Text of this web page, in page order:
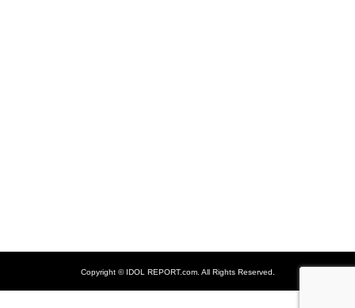
Copyright ©IDOL REPORT.com. All Rights Reserved.